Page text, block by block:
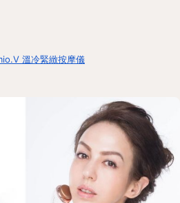
溫冷緊緻按摩儀